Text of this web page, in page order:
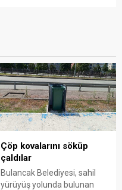
Çöp kovalarını söküp
çaldılar
Bulancak Belediyesi, sahil
yürüyüş yolunda bulunan